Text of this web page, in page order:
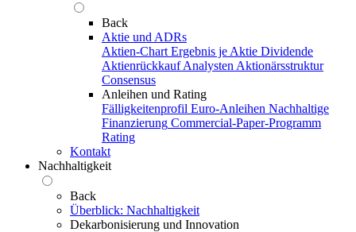
Back
Aktie und ADRs
Aktien-Chart Ergebnis je Aktie Dividende
Aktienrückkauf Analysten Aktionärsstruktur
Consensus
Anleihen und Rating
Fälligkeitenprofil Euro-Anleihen Nachhaltige
Finanzierung Commercial-Paper-Programm
Rating
Kontakt
Nachhaltigkeit
Back
Überblick: Nachhaltigkeit
Dekarbonisierung und Innovation